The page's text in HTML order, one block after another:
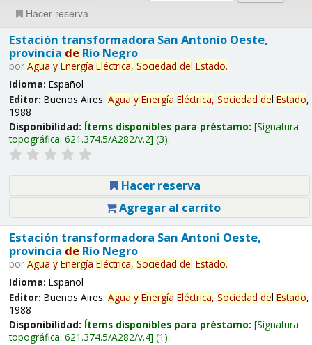
Hacer reserva
Estación transformadora San Antonio Oeste,
provincia deRío Negro
por Agua y Energía Eléctrica, Sociedad del Estado.
Idioma: Español
Editor: Buenos Aires: Agua y Energía Eléctrica, Sociedad del Estado,
1988
Disponibilidad: Ítems disponibles para préstamo: Signatura
topográfica: 621.374.5/A282/v.2 (3).
Hacer reserva
Agregar al carrito
Estación transformadora San Antoni Oeste,
provincia deRío Negro
por Agua y Energía Eléctrica, Sociedad del Estado.
Idioma: Español
Editor: Buenos Aires: Agua y Energía Eléctrica, Sociedad del Estado,
1988
Disponibilidad: Ítems disponibles para préstamo: Signatura
topográfica: 621.374.5/A282/v.4 (1).